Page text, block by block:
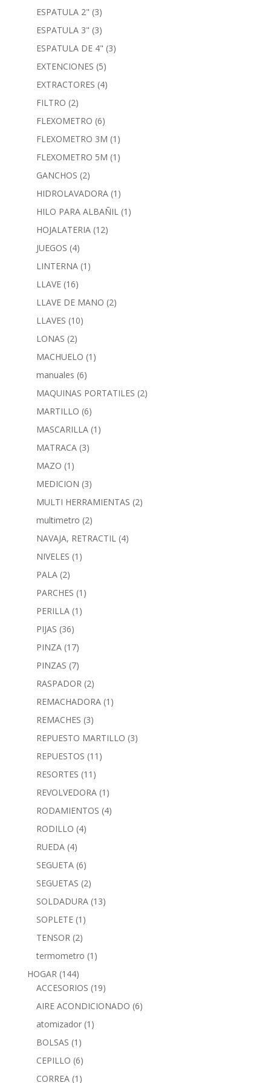
ESPATULA 2" (3)
ESPATULA 3" (3)
ESPATULA DE 4" (3)
EXTENCIONES (5)
EXTRACTORES (4)
FILTRO (2)
FLEXOMETRO (6)
FLEXOMETRO 3M (1)
FLEXOMETRO 5M (1)
GANCHOS (2)
HIDROLAVADORA (1)
HILO PARA ALBAÑIL (1)
HOJALATERIA (12)
JUEGOS (4)
LINTERNA (1)
LLAVE (16)
LLAVE DE MANO (2)
LLAVES (10)
LONAS (2)
MACHUELO (1)
manuales (6)
MAQUINAS PORTATILES (2)
MARTILLO (6)
MASCARILLA (1)
MATRACA (3)
MAZO (1)
MEDICION (3)
MULTI HERRAMIENTAS (2)
multimetro (2)
NAVAJA, RETRACTIL (4)
NIVELES (1)
PALA (2)
PARCHES (1)
PERILLA (1)
PIJAS (36)
PINZA (17)
PINZAS (7)
RASPADOR (2)
REMACHADORA (1)
REMACHES (3)
REPUESTO MARTILLO (3)
REPUESTOS (11)
RESORTES (11)
REVOLVEDORA (1)
RODAMIENTOS (4)
RODILLO (4)
RUEDA (4)
SEGUETA (6)
SEGUETAS (2)
SOLDADURA (13)
SOPLETE (1)
TENSOR (2)
termometro (1)
HOGAR (144)
ACCESORIOS (19)
AIRE ACONDICIONADO (6)
atomizador (1)
BOLSAS (1)
CEPILLO (6)
CORREA (1)